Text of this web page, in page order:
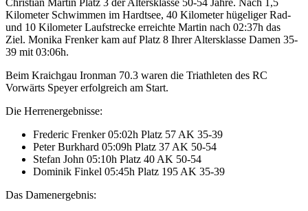
Kilometer Schwimmen im Hardtsee, 40 Kilometer hügeliger Rad-
und 10 Kilometer Laufstrecke erreichte Martin nach 02:37h das
Ziel. Monika Frenker kam auf Platz 8 Ihrer Altersklasse Damen 35-
39 mit 03:06h.
Beim Kraichgau Ironman 70.3 waren die Triathleten des RC
Vorwärts Speyer erfolgreich am Start.
Die Herrenergebnisse:
Frederic Frenker 05:02h Platz 57 AK 35-39
Peter Burkhard 05:09h Platz 37 AK 50-54
Stefan John 05:10h Platz 40 AK 50-54
Dominik Finkel 05:45h Platz 195 AK 35-39
Das Damenergebnis: